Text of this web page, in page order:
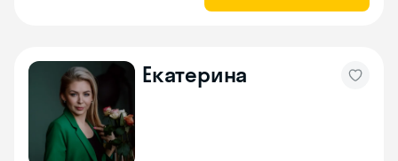
Екатерина